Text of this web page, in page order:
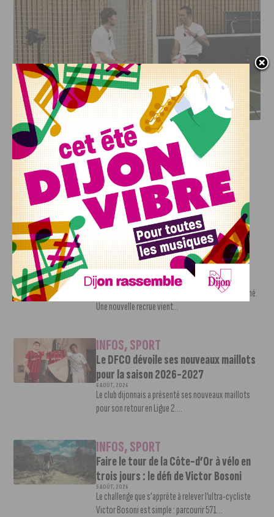
DFCO : RENCONTRE AVEC PIERRE-HENRI DEBALLON,
L’ARTISAN DE LA MONTÉE EN LIGUE 2
INFOS,SPORT
DFCO : Rencontre avec Pierre-Henri
Deballon, l’artisan de la montée en
Ligue 2
7 AOÛT, 2026
Le DFCO est de retour en Ligue 2 après trois ans
d’absence. La saison...
INFOS,SPORT
Nouvelle arrivée à la JDA Basket,
Shevon Thompson est dijonnais
7 AOÛT, 2026
Le mercato estival de la JDA n’est pas encore terminé.
Une nouvelle recrue vient...
INFOS,SPORT
Le DFCO dévoile ses nouveaux maillots
pour la saison 2026-2027
6 AOÛT, 2026
Le club dijonnais a présenté ses nouveaux maillots
pour son retour en Ligue 2....
INFOS,SPORT
Faire le tour de la Côte-d’Or à vélo en
trois jours : le défi de Victor Bosoni
5 AOÛT, 2026
Le challenge que s’apprête à relever l’ultra-cycliste
Victor Bosoni est simple : parcourir 571...